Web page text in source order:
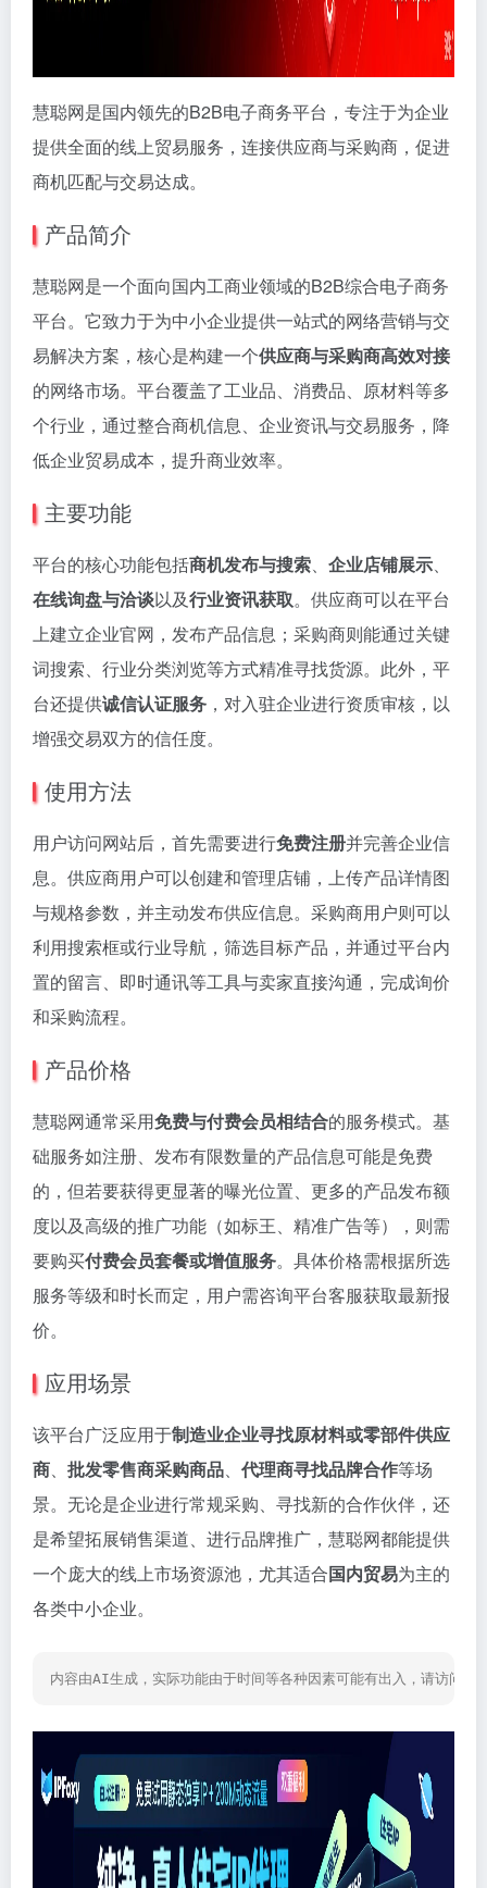
慧聪网是国内领先的B2B电子商务平台，专注于为企业
提供全面的线上贸易服务，连接供应商与采购商，促进
商机匹配与交易达成。
产品简介
慧聪网是一个面向国内工商业领域的B2B综合电子商务
平台。它致力于为中小企业提供一站式的网络营销与交
易解决方案，核心是构建一个供应商与采购商高效对接
的网络市场。平台覆盖了工业品、消费品、原材料等多
个行业，通过整合商机信息、企业资讯与交易服务，降
低企业贸易成本，提升商业效率。
主要功能
平台的核心功能包括商机发布与搜索、 企业店铺展示、
在线询盘与洽谈以及行业资讯获取。供应商可以在平台
上建立企业官网，发布产品信息；采购商则能通过关键
词搜索、行业分类浏览等方式精准寻找货源。此外，平
台还提供诚信认证服务 ，对入驻企业进行资质审核，以
增强交易双方的信任度。
使用方法
用户访问网站后，首先需要进行免费注册并完善企业信
息。供应商用户可以创建和管理店铺，上传产品详情图
与规格参数，并主动发布供应信息。采购商用户则可以
利用搜索框或行业导航，筛选目标产品，并通过平台内
置的留言、即时通讯等工具与卖家直接沟通，完成询价
和采购流程。
产品价格
慧聪网通常采用免费与付费会员相结合的服务模式。基
础服务如注册、发布有限数量的产品信息可能是免费
的，但若要获得更显著的曝光位置、更多的产品发布额
度以及高级的推广功能（如标王、精准广告等），则需
要购买付费会员套餐或增值服务。具体价格需根据所选
服务等级和时长而定，用户需咨询平台客服获取最新报
价。
应用场景
该平台广泛应用于制造业企业寻找原材料或零部件供应
商、 批发零售商采购商品、 代理商寻找品牌合作等场
景。无论是企业进行常规采购、寻找新的合作伙伴，还
是希望拓展销售渠道、进行品牌推广，慧聪网都能提供
一个庞大的线上市场资源池，尤其适合国内贸易为主的
各类中小企业。
内容由AI生成，实际功能由于时间等各种因素可能有出入，请访问网